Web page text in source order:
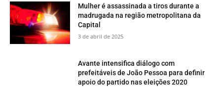
Mulher é assassinada a tiros durante a
madrugada na região metropolitana da
Capital
3 de abril de 2025
Avante intensifica diálogo com
prefeitáveis de João Pessoa para definir
apoio do partido nas eleições 2020